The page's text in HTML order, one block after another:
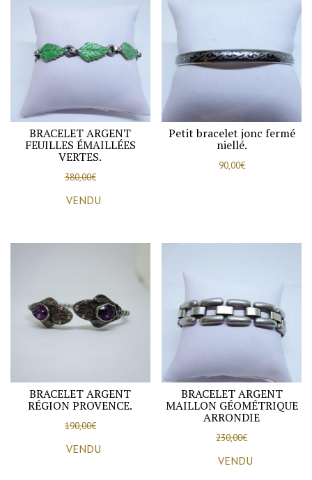
BRACELET ARGENT
FEUILLES ÉMAILLÉES
VERTES.
380,00€
VENDU
Petit bracelet jonc fermé
niellé.
90,00€
BRACELET ARGENT
RÉGION PROVENCE.
190,00€
VENDU
BRACELET ARGENT
MAILLON GÉOMÉTRIQUE
ARRONDIE
230,00€
VENDU